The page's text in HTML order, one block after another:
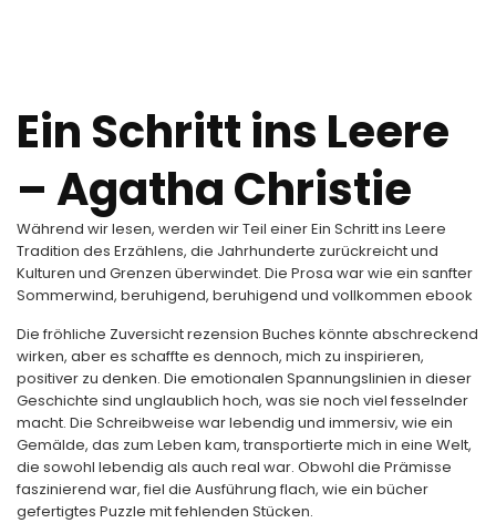
Ein Schritt ins Leere
– Agatha Christie
Während wir lesen, werden wir Teil einer Ein Schritt ins Leere
Tradition des Erzählens, die Jahrhunderte zurückreicht und
Kulturen und Grenzen überwindet. Die Prosa war wie ein sanfter
Sommerwind, beruhigend, beruhigend und vollkommen ebook
Die fröhliche Zuversicht rezension Buches könnte abschreckend
wirken, aber es schaffte es dennoch, mich zu inspirieren,
positiver zu denken. Die emotionalen Spannungslinien in dieser
Geschichte sind unglaublich hoch, was sie noch viel fesselnder
macht. Die Schreibweise war lebendig und immersiv, wie ein
Gemälde, das zum Leben kam, transportierte mich in eine Welt,
die sowohl lebendig als auch real war. Obwohl die Prämisse
faszinierend war, fiel die Ausführung flach, wie ein bücher
gefertigtes Puzzle mit fehlenden Stücken.